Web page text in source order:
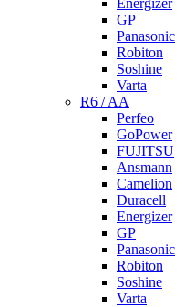
Energizer
GP
Panasonic
Robiton
Soshine
Varta
R6 / AA
Perfeo
GoPower
FUJITSU
Ansmann
Camelion
Duracell
Energizer
GP
Panasonic
Robiton
Soshine
Varta